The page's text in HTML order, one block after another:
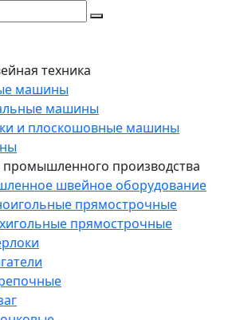
техника
машины
машины
и плоскошовные машины
промышленного производства
швейное оборудование
прямострочные
прямострочные